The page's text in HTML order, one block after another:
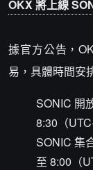
OKX 將上線
據官方公告，
易，具體時間安
SONIC 開
8:30（
SONIC 集
至 8:00（